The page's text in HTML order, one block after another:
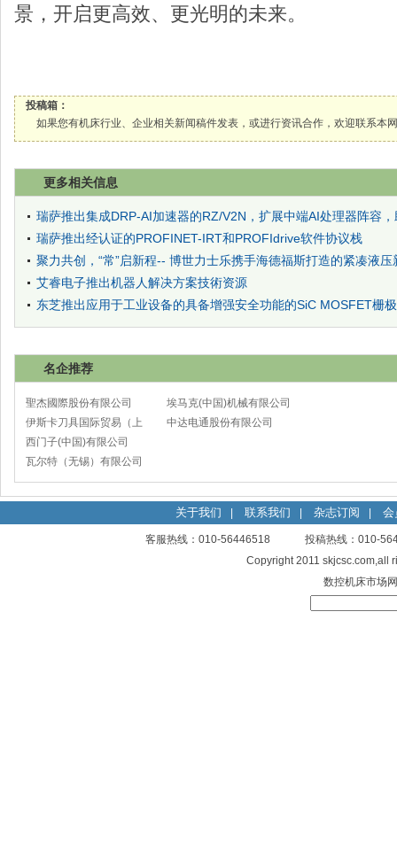
景，开启更高效、更光明的未来。
投稿箱：
如果您有机床行业、企业相关新闻稿件发表，或进行资讯合作，欢迎联系本
更多相关信息
瑞萨推出集成DRP-AI加速器的RZ/V2N，扩展中端AI处理器阵容
展
瑞萨推出经认证的PROFINET-IRT和PROFIdrive软件协议栈
聚力共创，“常”启新程-- 博世力士乐携手海德福斯打造的紧凑液
艾睿电子推出机器人解决方案技術资源
东芝推出应用于工业设备的具备增强安全功能的SiC MOSFET栅
名企推荐
聖杰國際股份有限公司
伊斯卡刀具国际贸易（上
海）有限公司
西门子(中国)有限公司
瓦尔特（无锡）有限公司
埃马克(中国)机械有限公司
太仓分公司
中达电通股份有限公司
关于我们 联系我们 杂志订阅 会
客服热线：010-56446518 投稿热线：
Copyright 2011
数控机床市场网